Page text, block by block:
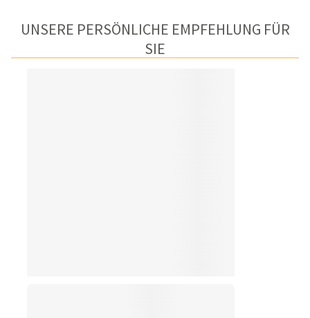
UNSERE PERSÖNLICHE EMPFEHLUNG FÜR
SIE